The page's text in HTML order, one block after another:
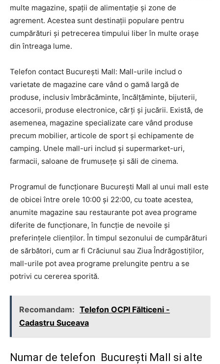
multe magazine, spații de alimentație și zone de
agrement. Acestea sunt destinații populare pentru
cumpărături și petrecerea timpului liber în multe orașe
din întreaga lume.
Telefon contact București Mall: Mall-urile includ o
varietate de magazine care vând o gamă largă de
produse, inclusiv îmbrăcăminte, încălțăminte, bijuterii,
accesorii, produse electronice, cărți și jucării. Există, de
asemenea, magazine specializate care vând produse
precum mobilier, articole de sport și echipamente de
camping. Unele mall-uri includ și supermarket-uri,
farmacii, saloane de frumusețe și săli de cinema.
Programul de funcționare București Mall al unui mall este
de obicei între orele 10:00 și 22:00, cu toate acestea,
anumite magazine sau restaurante pot avea programe
diferite de funcționare, în funcție de nevoile și
preferințele clienților. În timpul sezonului de cumpărături
de sărbători, cum ar fi Crăciunul sau Ziua Îndrăgostiților,
mall-urile pot avea programe prelungite pentru a se
potrivi cu cererea sporită.
Recomandam: Telefon OCPI Fălticeni -
Cadastru Suceava
Numar de telefon București Mall si alte